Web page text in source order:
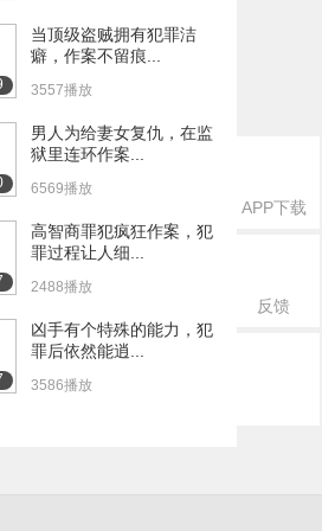
APP下载
反馈
当顶级盗贼拥有犯罪洁
癖，作案不留痕...
3557播放
男人为给妻女复仇，在监
狱里连环作案...
6569播放
高智商罪犯疯狂作案，犯
罪过程让人细...
2488播放
凶手有个特殊的能力，犯
罪后依然能逍...
3586播放